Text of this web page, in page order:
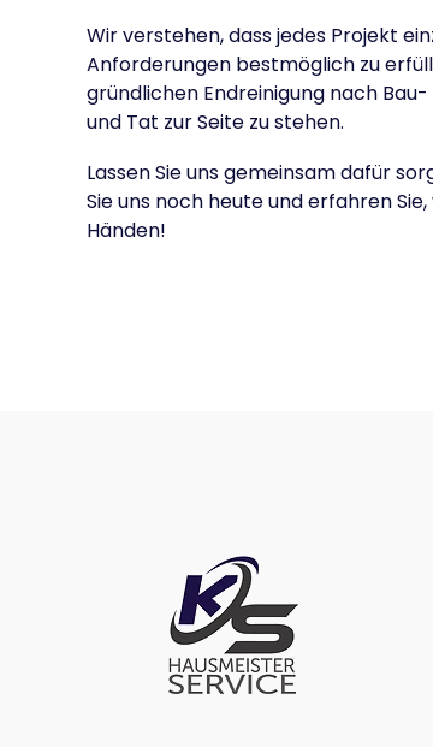
Wir verstehen, dass jedes Projekt
Anforderungen bestmöglich zu
gründlichen Endreinigung nach
und Tat zur Seite zu stehen.
Lassen Sie uns gemeinsam dafür
Sie uns noch heute und erfahren
Händen!